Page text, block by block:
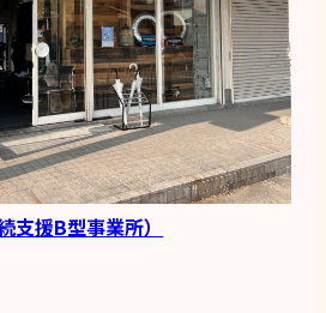
支援B型事業所）